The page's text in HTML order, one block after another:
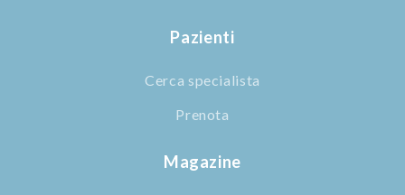
Pazienti
Cerca specialista
Prenota
Magazine